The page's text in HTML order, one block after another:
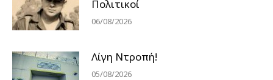
Πολιτικοί
06/08/2026
Λίγη Ντροπή!
05/08/2026